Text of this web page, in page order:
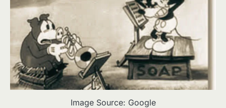
Image Source: Google